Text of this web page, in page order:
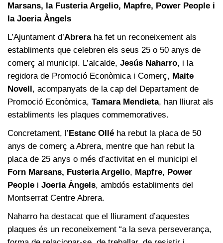
Marsans, la Fusteria Argelio, Mapfre, Power People i
la Joeria Àngels
L’Ajuntament d’Abreraha fet un reconeixement als
establiments que celebren els seus 25 o 50 anys de
comerç al municipi. L’alcalde, Jesús Naharro, i la
regidora de Promoció Econòmica i Comerç, Maite
Novell, acompanyats de la cap del Departament de
Promoció Econòmica, Tamara Mendieta, han lliurat als
establiments les plaques commemoratives.
Concretament, l’Estanc Ollé ha rebut la placa de 50
anys de comerç a Abrera, mentre que han rebut la
placa de 25 anys o més d’activitat en el municipi el
Forn Marsans, Fusteria Argelio, Mapfre, Power
People i Joeria Àngels, ambdós establiments del
Montserrat Centre Abrera.
Naharro ha destacat que el lliurament d’aquestes
plaques és un reconeixement “a la seva perseverança,